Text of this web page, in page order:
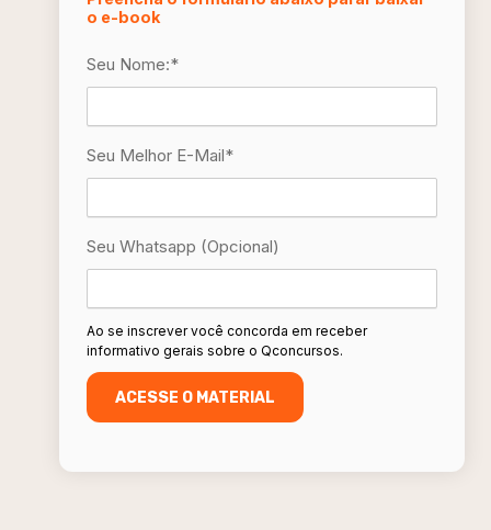
o e-book
Seu Nome:*
Seu Melhor E-Mail*
Seu Whatsapp (opcional)
Ao se inscrever você concorda em receber
informativo gerais sobre o Qconcursos.